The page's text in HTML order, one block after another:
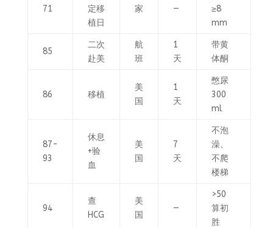
71
定移
植日
家 —
≥8
mm
85
二次
赴美
航
班
1
天
带黄
体酮
86 移植
美
国
1
天
憋尿
300
ml
87-
93
休息
+验
血
美
国
7
天
不泡
澡、
不爬
楼梯
94
查
HCG
美
国
—
>50
算初
胜